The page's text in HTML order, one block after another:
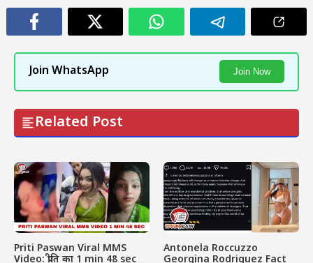
Join WhatsApp Join Now
Related Post
Priti Paswan Viral MMS
Video: प्रीति का 1 min 48 sec
Antonela Roccuzzo
Georgina Rodriguez Fact